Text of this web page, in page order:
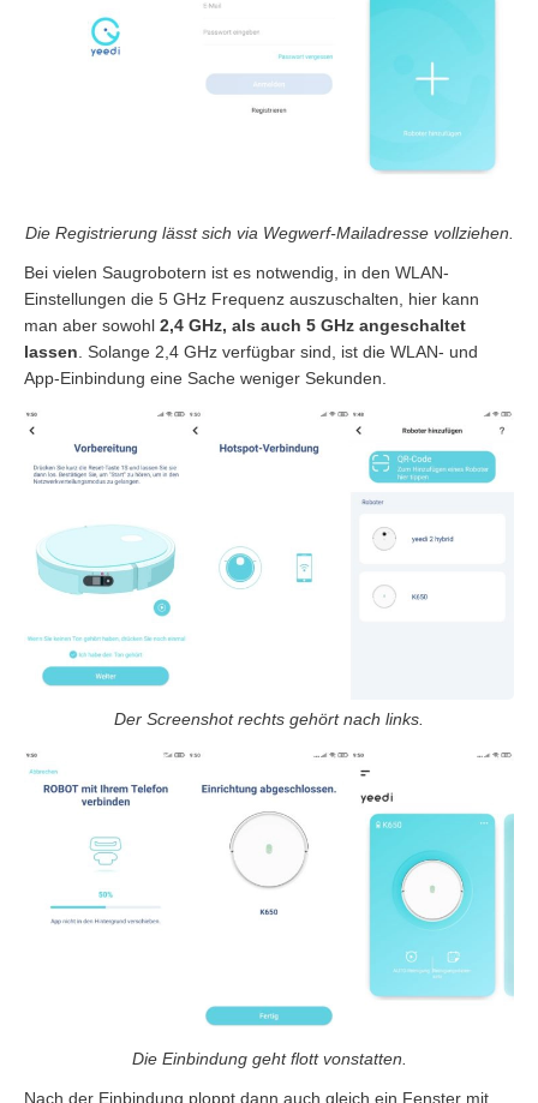
Die Registrierung lässt sich via Wegwerf-Mailadresse vollziehen.
Bei vielen Saugrobotern ist es notwendig, in den WLAN-
Einstellungen die 5 GHz Frequenz auszuschalten, hier kann
man aber sowohl 2,4 GHz, als auch 5 GHz angeschaltet
lassen . Solange 2,4 GHz verfügbar sind, ist die WLAN- und
App-Einbindung eine Sache weniger Sekunden.
Der Screenshot rechts gehört nach links.
Die Einbindung geht flott vonstatten.
Nach der Einbindung ploppt dann auch gleich ein Fenster mit